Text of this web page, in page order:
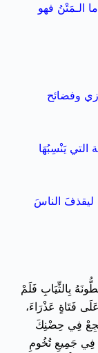
الـمَتْنُ فهو
وفضائح
التي يَنْسِبُهَا
الناسَ
بِالثِّيَابِ فَلَمْ
فَتَاةٍ عَذْرَاءَ،
فِي حِضْنِكَ
فِي جَمِيعِ تُخُومِ